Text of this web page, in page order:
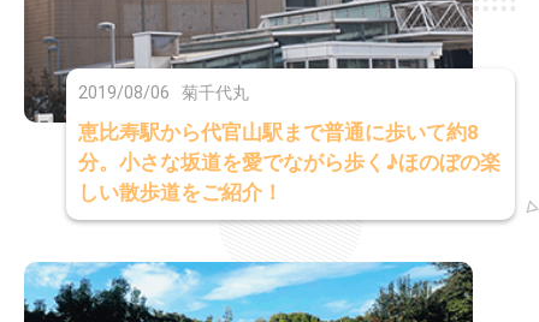
2019/08/06 菊千代丸
恵比寿駅から代官山駅まで普通に歩いて約8
分。小さな坂道を愛でながら歩く♪ほのぼの楽
しい散歩道をご紹介！